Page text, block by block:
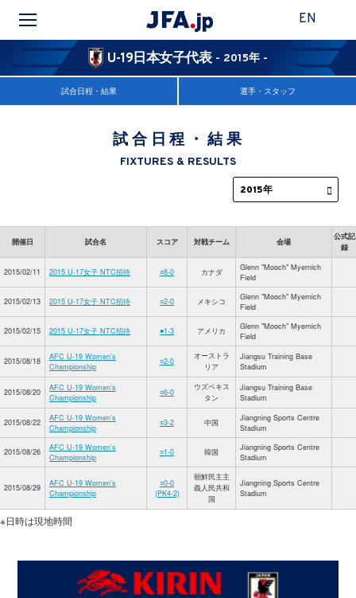
EN
U-19日本女子代表 - 2015年 -
試合日程・結果 選手・スタッフ
試合日程・結果
FIXTURES & RESULTS
開催日 試合名 スコア 対戦チーム 会場
公式記
録
2015/02/11 2015 U-17女子 NTC招待 ○8-0 カナダ
Glenn "Mooch" Myernich
Field
2015/02/13 2015 U-17女子 NTC招待 ○2-0 メキシコ
Glenn "Mooch" Myernich
Field
2015/02/15 2015 U-17女子 NTC招待 ●1-3 アメリカ
Glenn "Mooch" Myernich
Field
2015/08/18
AFC U-19 Women’s
Championship
○2-0
オーストラ
リア
Jiangsu Training Base
Stadium
2015/08/20
AFC U-19 Women’s
Championship
○6-0
ウズベキス
タン
Jiangsu Training Base
Stadium
2015/08/22
AFC U-19 Women’s
Championship
○3-2 中国
Jiangning Sports Centre
Stadium
2015/08/26
AFC U-19 Women’s
Championship
○1-0 韓国
Jiangning Sports Centre
Stadium
2015/08/29
AFC U-19 Women’s
Championship
○0-0
(PK4-2)
朝鮮民主主
義人民共和
国
Jiangning Sports Centre
Stadium
※日時は現地時間